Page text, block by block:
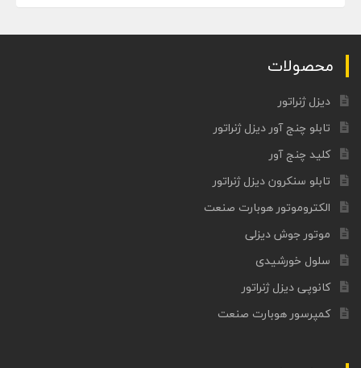
محصولات
دیزل ژنراتور
تابلو چنج آور دیزل ژنراتور
کلید چنج آور
تابلو سنکرون دیزل ژنراتور
الکتروموتور هوبارت صنعت
موتور جوش دیزلی
سلول خورشیدی
کانوپی دیزل ژنراتور
کمپرسور هوبارت صنعت